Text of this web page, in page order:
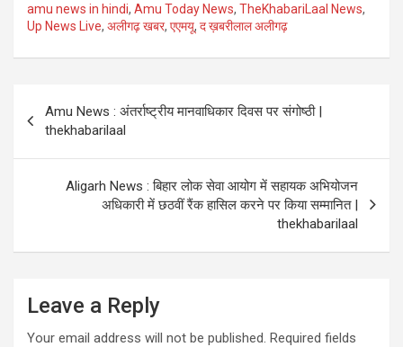
amu news in hindi, Amu Today News, TheKhabariLaal News,
Up News Live, अलीगढ़ खबर, एएमयू, द ख़बरीलाल अलीगढ़
navigation
Amu News : अंतर्राष्ट्रीय मानवाधिकार दिवस पर संगोष्ठी |
thekhabarilaal
Aligarh News : बिहार लोक सेवा आयोग में सहायक अभियोजन
अधिकारी में छठवीं रैंक हासिल करने पर किया सम्मानित |
thekhabarilaal
Leave a Reply
Your email address will not be published. Required fields